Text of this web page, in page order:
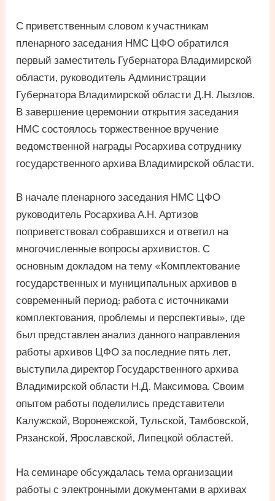
С приветственным словом к участникам
пленарного заседания НМС ЦФО обратился
первый заместитель Губернатора Владимирской
области, руководитель Администрации
Губернатора Владимирской области Д.Н. Лызлов.
В завершение церемонии открытия заседания
НМС состоялось торжественное вручение
ведомственной награды Росархива сотруднику
государственного архива Владимирской области.
В начале пленарного заседания НМС ЦФО
руководитель Росархива А.Н. Артизов
поприветствовал собравшихся и ответил на
многочисленные вопросы архивистов. С
основным докладом на тему «Комплектование
государственных и муниципальных архивов в
современный период: работа с источниками
комплектования, проблемы и перспективы», где
был представлен анализ данного направления
работы архивов ЦФО за последние пять лет,
выступила директор Государственного архива
Владимирской области Н.Д. Максимова. Своим
опытом работы поделились представители
Калужской, Воронежской, Тульской, Тамбовской,
Рязанской, Ярославской, Липецкой областей.
На семинаре обсуждалась тема организации
работы с электронными документами в архивах